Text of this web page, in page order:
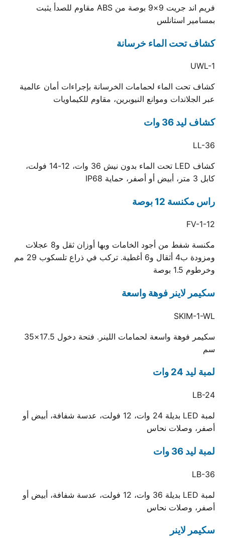
فريم اند جريت 9×9 بوصة من ABS مقاوم للصدأ يثبت
بمسامير استانلس
كشاف تحت الماء خرسانة
UWL-1
كشاف تحت الماء لحمامات الخرسانة بإجراءات أمان عالمية
عبر الجلاندات وموانع النيوبرين، مقاوم للكيماويات
كشاف ليد 36 وات
LL-36
كشاف LED تحت الماء بدون نيش 36 وات، 12-14 فولت،
كابل 3 متر، أبيض أو أصفر، حماية IP68
راس مكنسة 12 بوصة
FV-1-12
مكنسة شفط من أجود الخامات وبها أوزان ثقل و8 عجلات
ومزودة ب4 أثقال و6 أغطية. تركب في ذراع تلسكوب 29 مم
وخرطوم 1.5 بوصة
سكيمر لاينر فوهة واسعة
SKIM-1-WL
سكيمر فوهة واسعة لحمامات اللينر. فتحة دخول 17.5×35
سم
لمبة ليد 24 وات
LB-24
لمبة LED بديلة 24 وات، 12 فولت، عدسة شفافة، أبيض أو
أصفر، وصلات نحاس
لمبة ليد 36 وات
LB-36
لمبة LED بديلة 36 وات، 12 فولت، عدسة شفافة، أبيض أو
أصفر، وصلات نحاس
سكيمر لاينر